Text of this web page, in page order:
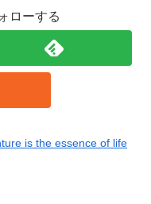
ローする
is the essence of life